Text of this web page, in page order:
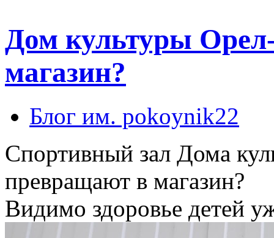
Дом культуры
магазин?
Блог им. pokoynik22
Спортивный зал Дома
превращают в магазин?
Видимо здоровье детей